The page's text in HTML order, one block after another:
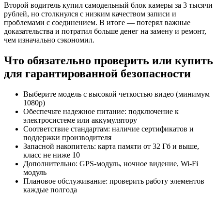
Второй водитель купил самодельный блок камеры за 3 тысячи
рублей, но столкнулся с низким качеством записи и
проблемами с соединением. В итоге — потерял важные
доказательства и потратил больше денег на замену и ремонт,
чем изначально сэкономил.
Что обязательно проверить или купить
для гарантированной безопасности
Выберите модель с высокой четкостью видео (минимум
1080p)
Обеспечьте надежное питание: подключение к
электросистеме или аккумулятору
Соответствие стандартам: наличие сертификатов и
поддержки производителя
Запасной накопитель: карта памяти от 32 Гб и выше,
класс не ниже 10
Дополнительно: GPS-модуль, ночное видение, Wi-Fi
модуль
Плановое обслуживание: проверить работу элементов
каждые полгода